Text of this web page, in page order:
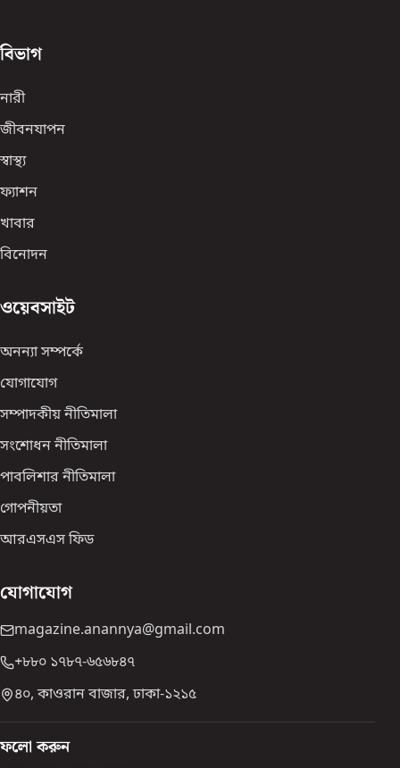
বিভাগ
নারী
জীবনযাপন
স্বাস্থ্য
ফ্যাশন
খাবার
বিনোদন
ওয়েবসাইট
অনন্যা সম্পর্কে
যোগাযোগ
সম্পাদকীয় নীতিমালা
সংশোধন নীতিমালা
পাবলিশার নীতিমালা
গোপনীয়তা
আরএসএস ফিড
যোগাযোগ
magazine.anannya@gmail.com
+৮৮০ ১৭৮৭-৬৫৬৮৪৭
৪০, কাওরান বাজার, ঢাকা-১২১৫
ফলো করুন